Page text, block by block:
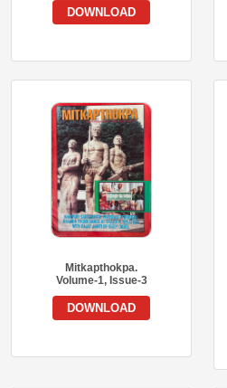
DOWNLOAD
Mitkapthokpa.
Volume-1, Issue-3
DOWNLOAD